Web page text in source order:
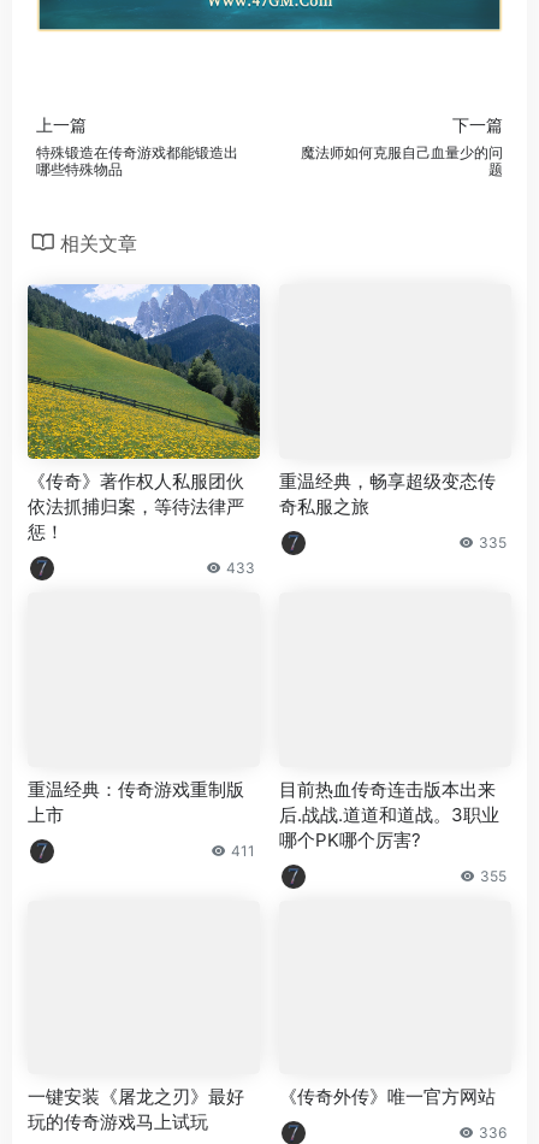
上一篇
特殊锻造在传奇游戏都能锻造出
哪些特殊物品
下一篇
魔法师如何克服自己血量少的问
题
相关文章
《传奇》著作权人私服团伙
依法抓捕归案，等待法律严
惩！
433
重温经典，畅享超级变态传
奇私服之旅
335
重温经典：传奇游戏重制版
上市
411
目前热血传奇连击版本出来
后.战战.道道和道战。3职业
哪个PK哪个厉害?
355
一键安装《屠龙之刃》最好
玩的传奇游戏马上试玩
《传奇外传》唯一官方网站
336